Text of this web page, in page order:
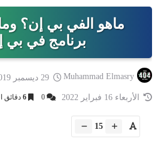
ماهو الفي بي إن؟
برنامج في بي
Muhammad Elmasry
الأربعاء 16 فبراير 2022 0
6 دقائق
15